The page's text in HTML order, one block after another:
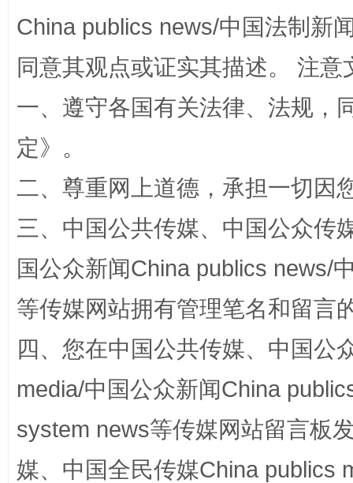
解纷+调解+退费，一次搞定
站台名比不上好声名
China publics news/中国法制新
同意其观点或证实其描述。 注
一、遵守各国有关法律、法规，
定》。
二、尊重网上道德，承担一切因
三、中国公共传媒、中国公众传
国公众新闻China publics news/
等传媒网站拥有管理笔名和留言
四、您在中国公共传媒、中国公
media/中国公众新闻China
system news等传媒网站留言板
媒、中国全民传媒China publics